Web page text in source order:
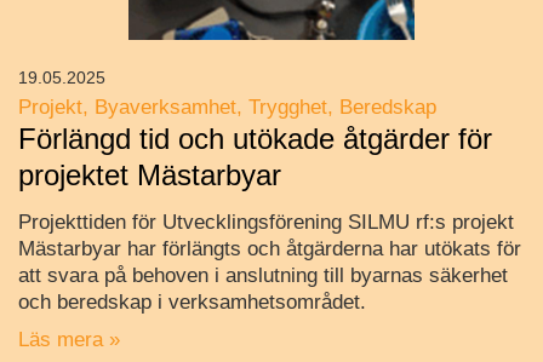
Projekt Byaverksamhet Trygghet Beredskap
Förlängd tid och utökade åtgärder för
projektet Mästarbyar
Projekttiden för Utvecklingsförening SILMU rf:s projekt
Mästarbyar har förlängts och åtgärderna har utökats för
att svara på behoven i anslutning till byarnas säkerhet
och beredskap i verksamhetsområdet.
Läs mera »
19.05.2025